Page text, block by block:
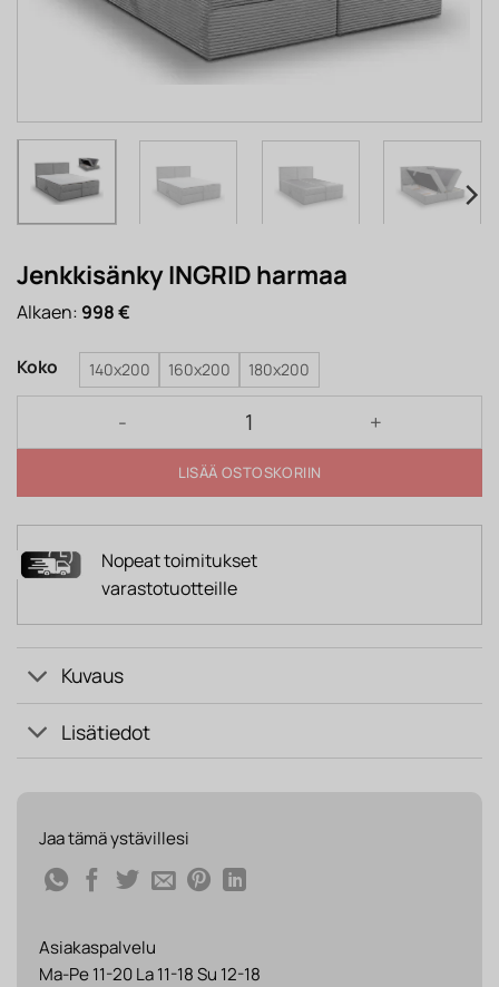
Jenkkisänky INGRID harmaa
Alkaen: 998€
Koko 140x200 160x200 180x200
Jenkkisänky INGRID harmaa määrä
LISÄÄ OSTOSKORIIN
Nopeat toimitukset
varastotuotteille
Kuvaus
Lisätiedot
Jaa tämä ystävillesi
Asiakaspalvelu
Ma-Pe 11-20 La 11-18 Su 12-18